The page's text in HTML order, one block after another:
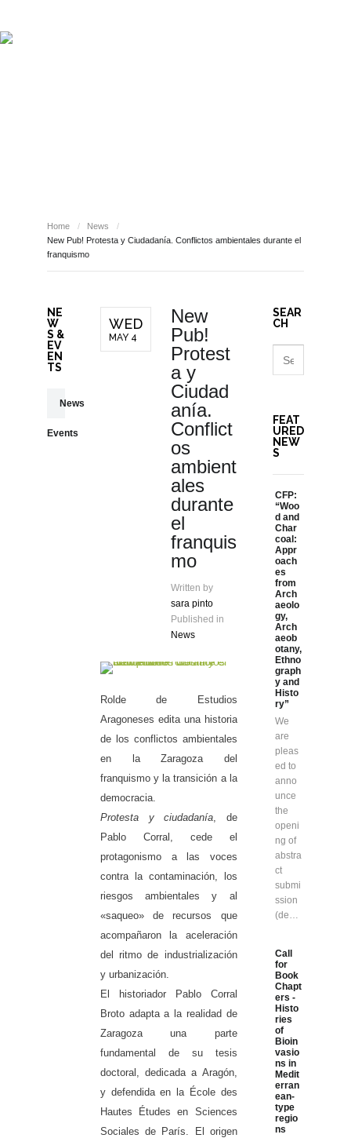
Home / News
/
New Pub! Protesta y Ciudadanía. Conflictos ambientales durante el
franquismo
WED
MAY 4
New
Pub!
Protest
a y
Ciudad
anía.
Conflict
os
ambient
ales
durante
el
franquis
mo
Written by
sara pinto
Published in
News
Rolde de Estudios
Aragoneses edita una historia
de los conflictos ambientales
en la Zaragoza del
franquismo y la transición a la
democracia.
Protesta y ciudadanía, de
Pablo Corral, cede el
protagonismo a las voces
contra la contaminación, los
riesgos ambientales y al
«saqueo» de recursos que
acompañaron la aceleración
del ritmo de industrialización
y urbanización.
El historiador Pablo Corral
Broto adapta a la realidad de
Zaragoza una parte
fundamental de su tesis
doctoral, dedicada a Aragón,
y defendida en la École des
Hautes Études en Sciences
Sociales de París. El origen
NE
W
S &
EV
EN
TS
News
Events
SEAR
CH
FEAT
URED
NEW
S
CFP:
“Woo
d and
Char
coal:
Appr
oach
es
from
Arch
aeolo
gy,
Arch
aeob
otany,
Ethno
graph
y and
Histo
ry”
We
are
pleas
ed to
anno
unce
the
openi
ng of
abstra
ct
submi
ssion
(de…
Call
for
Book
Chapt
ers -
Histo
ries
of
Bioin
vasio
ns in
Medit
erran
ean-
type
regio
ns